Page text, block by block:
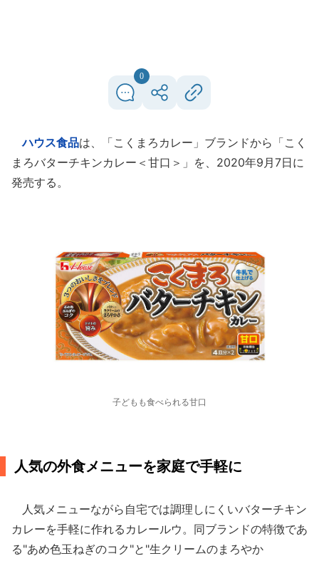
0
ハウス食品は、「こくまろカレー」ブランドから「こく
まろバターチキンカレー＜甘口＞」を、2020年9月7日に
発売する。
子どもも食べられる甘口
人気の外食メニューを家庭で手軽に
人気メニューながら自宅では調理しにくいバターチキン
カレーを手軽に作れるカレールウ。同ブランドの特徴であ
る"あめ色玉ねぎのコク"と"生クリームのまろやか